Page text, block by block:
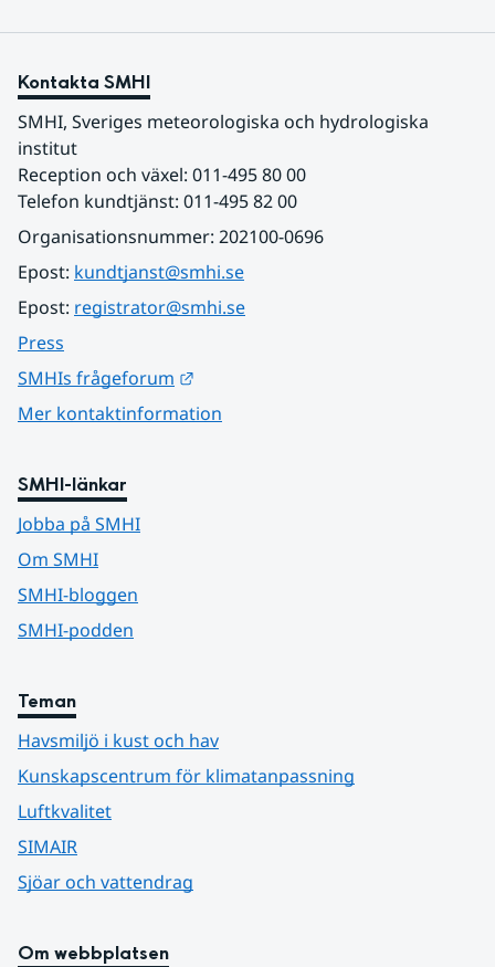
Kontakta SMHI
SMHI, Sveriges meteorologiska och hydrologiska
institut
Reception och växel: 011-495 80 00
Telefon kundtjänst: 011-495 82 00
Organisationsnummer: 202100-0696
Epost: kundtjanst@smhi.se
Epost: registrator@smhi.se
Press
SMHIs frågeforum
Mer kontaktinformation
SMHI-länkar
Jobba på SMHI
Om SMHI
SMHI-bloggen
SMHI-podden
Teman
Havsmiljö i kust och hav
Kunskapscentrum för klimatanpassning
Luftkvalitet
SIMAIR
Sjöar och vattendrag
Om webbplatsen